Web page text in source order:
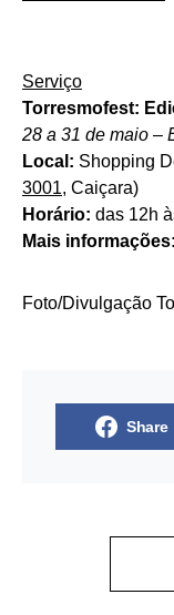
Serviço
Torresmofest:
28 a 31 de maio –
Local: Shopping
3001, Caiçara)
Horário: das 12h
Mais informações:
Foto/Divulgação
Share